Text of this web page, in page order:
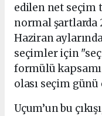
edilen net seçim
normal şartlarda
Haziran
seçimler için
formülü
olası seçim
Uçum’un bu